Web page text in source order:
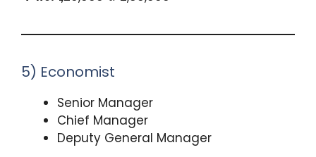
5) Economist
Senior Manager
Chief Manager
Deputy General Manager